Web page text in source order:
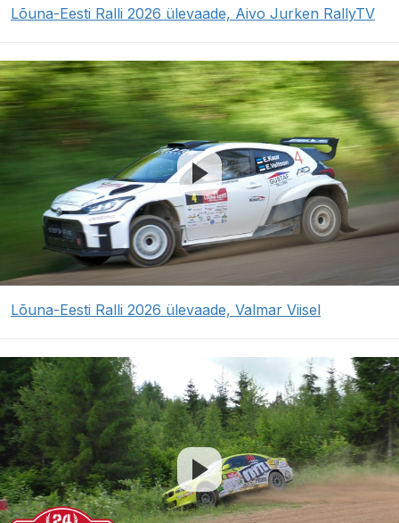
Lõuna-Eesti Ralli 2026 ülevaade, Aivo Jurken RallyTV
Lõuna-Eesti Ralli 2026 ülevaade, Valmar Viisel